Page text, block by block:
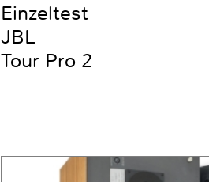
Einzeltest
JBL
Tour Pro 2